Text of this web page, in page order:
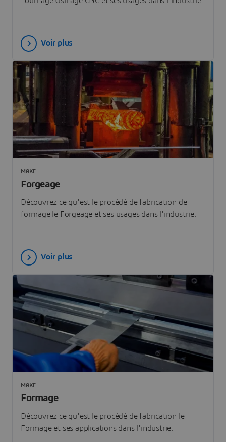
Voir plus
Forgeage
Découvrez ce qu'est le procédé de fabrication de
formage le Forgeage et ses usages dans l'industrie.
MAKE
Voir plus
Formage
Découvrez ce qu'est le procédé de fabrication le
Formage et ses applications dans l'industrie.
MAKE